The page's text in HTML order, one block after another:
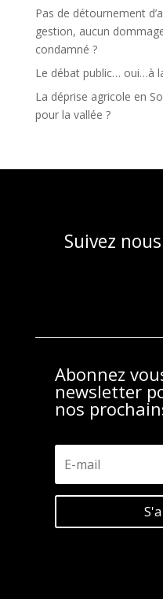
Pas de détournement
gestion, aucun
condamné ?
Le débat public… oui…à
La déprise agricole en
pour la vallée ?
Suivez
Abonnez
newsletter
nos